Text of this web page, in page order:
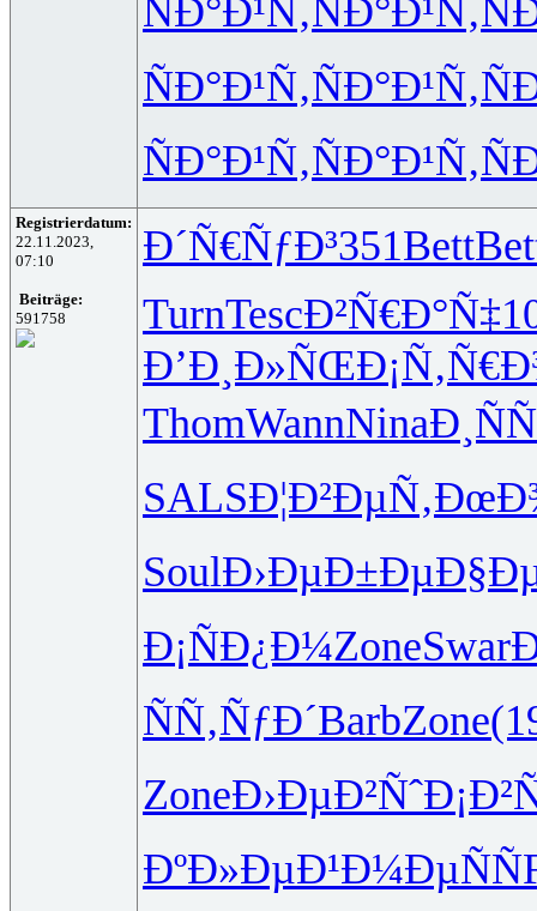
ÑÐ°Ð¹Ñ‚ÑÐ°Ð¹Ñ‚
ÑÐ°Ð¹Ñ‚ÑÐ°Ð¹Ñ‚
ÑÐ°Ð¹Ñ‚ÑÐ°Ð¹Ñ‚
Registrierdatum:
22.11.2023,
07:10
Beiträge:
591758
Ð´Ñ€ÑƒÐ³351Bett
TurnTescÐ²Ñ€Ð°Ñ‡
Ð’Ð¸Ð»ÑŒ
ThomWannNina
SALSÐ¦Ð²ÐµÑ‚
SoulÐ›ÐµÐ±Ðµ
Ð¡ÑÐ¿Ð¼ZoneSwar
ÑÑ‚ÑƒÐ´BarbZone
ZoneÐ›ÐµÐ²Ñˆ
ÐºÐ»ÐµÐ¹Ð¼ÐµÑÑ